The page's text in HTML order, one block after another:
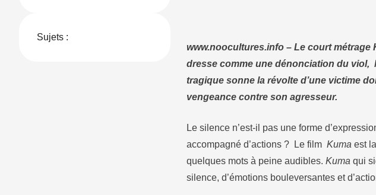
Sujets :
www.noocultures.info – Le court métrage
dresse comme une dénonciation du viol,
tragique sonne la révolte d’une victime
vengeance contre son agresseur.
Le silence n’est-il pas une forme
accompagné d’actions ? Le film Kuma est
quelques mots à peine audibles. Kuma qui
silence, d’émotions bouleversantes et